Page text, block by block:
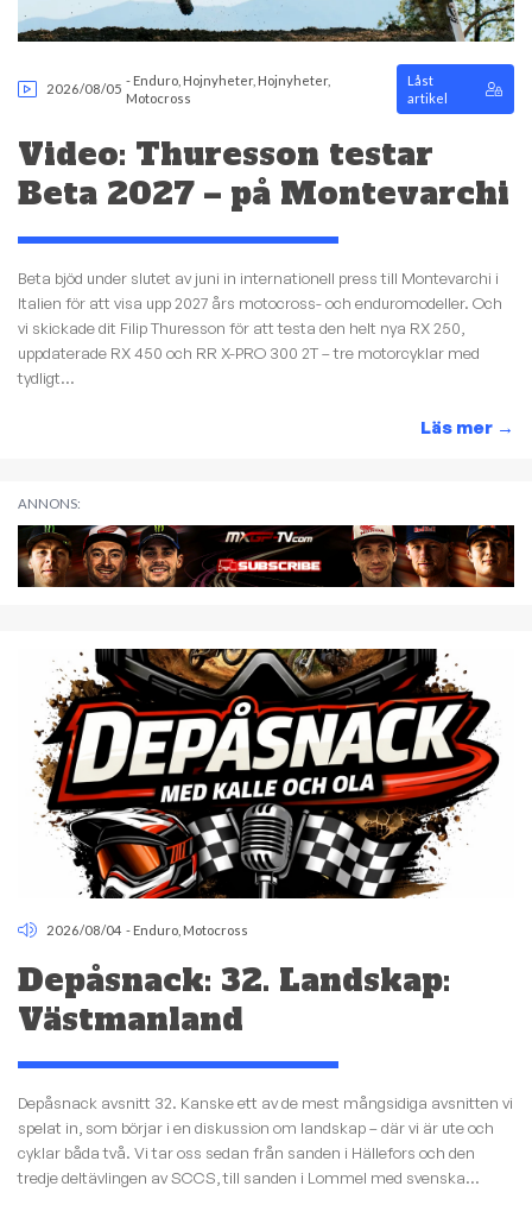
2026/08/05
- Enduro Hojnyheter, Hojnyheter,
Motocross
Låst
artikel
Video: Thuresson testar
Beta 2027 – på Montevarchi
Beta bjöd under slutet av juni in internationell press till Montevarchi i
Italien för att visa upp 2027 års motocross- och enduromodeller. Och
vi skickade dit Filip Thuresson för att testa den helt nya RX 250,
uppdaterade RX 450 och RR X-PRO 300 2T – tre motorcyklar med
tydligt...
Läs mer →
ANNONS:
2026/08/04 - Enduro Motocross
Depåsnack: 32. Landskap:
Västmanland
Depåsnack avsnitt 32. Kanske ett av de mest mångsidiga avsnitten vi
spelat in, som börjar i en diskussion om landskap – där vi är ute och
cyklar båda två. Vi tar oss sedan från sanden i Hällefors och den
tredje deltävlingen av SCCS, till sanden i Lommel med svenska...